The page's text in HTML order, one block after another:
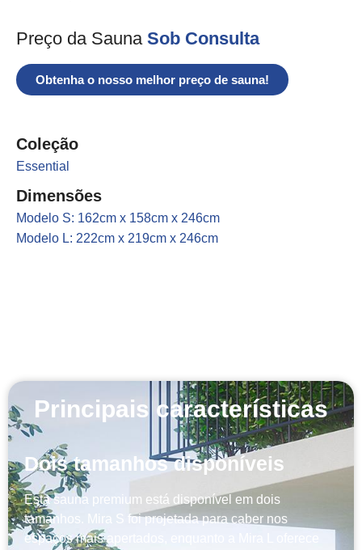
Preço da Sauna Sob Consulta
Obtenha o nosso melhor preço de sauna!
Coleção
Essential
Dimensões
Modelo S: 162cm x 158cm x 246cm
Modelo L: 222cm x 219cm x 246cm
Principais características
Dois tamanhos disponíveis
Esta sauna premium está disponível em dois
tamanhos. Mira S foi projetada para caber nos
espaços mais apertados, enquanto a Mira L oferece